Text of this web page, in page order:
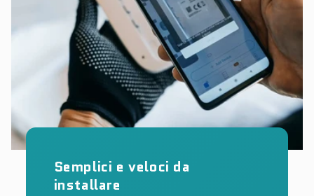
Semplici e veloci da
installare